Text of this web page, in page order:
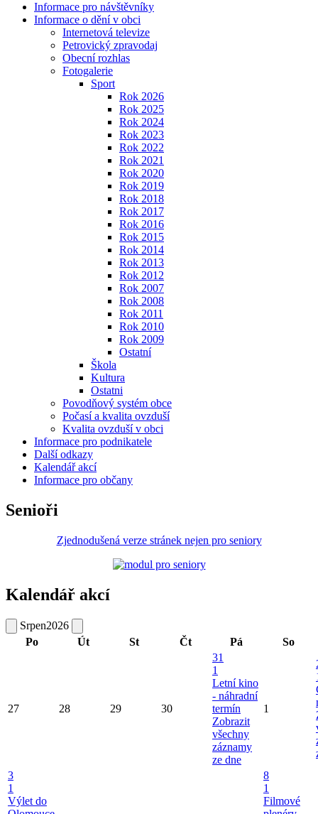
Informace pro návštěvníky
Informace o dění v obci
Internetová televize
Petrovický zpravodaj
Obecní rozhlas
Fotogalerie
Sport
Rok 2026
Rok 2025
Rok 2024
Rok 2023
Rok 2022
Rok 2021
Rok 2020
Rok 2019
Rok 2018
Rok 2017
Rok 2016
Rok 2015
Rok 2014
Rok 2013
Rok 2012
Rok 2007
Rok 2008
Rok 2011
Rok 2010
Rok 2009
Ostatní
Škola
Kultura
Ostatni
Povodňový systém obce
Počasí a kvalita ovzduší
Kvalita ovzduší v obci
Informace pro podnikatele
Další odkazy
Kalendář akcí
Informace pro občany
Senioři
Zjednodušená verze stránek nejen pro seniory
Kalendář akcí
Srpen2026
Po
Út St Čt Pá So
27 28 29 30
31
1
Letní kino
- náhradní
termín
Zobrazit
všechny
záznamy
ze dne
1
3
1
Výlet do
8
1
Filmové